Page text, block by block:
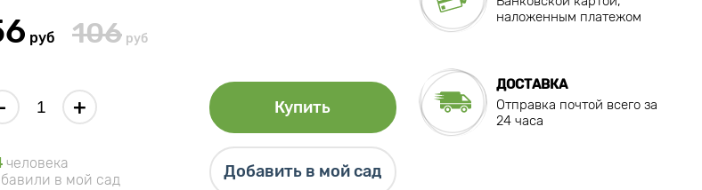
руб 106 руб
+ Купить
человека
в мой сад
Добавить в мой сад
наложенным платежом
ДОСТАВКА
Отправка почтой всего за
24 часа